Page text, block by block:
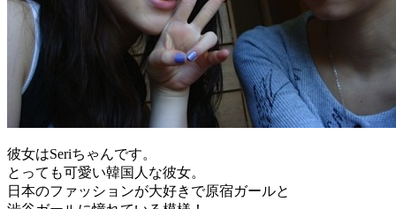
彼女はSeriちゃんです。
とっても可愛い韓国人な彼女。
日本のファッションが大好きで原宿ガールと